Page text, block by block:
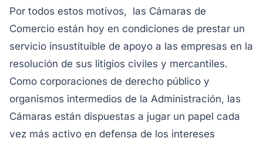
Por todos estos motivos, las Cámaras de
Comercio están hoy en condiciones de prestar un
servicio insustituible de apoyo a las empresas en la
resolución de sus litigios civiles y mercantiles.
Como corporaciones de derecho público y
organismos intermedios de la Administración, las
Cámaras están dispuestas a jugar un papel cada
vez más activo en defensa de los intereses